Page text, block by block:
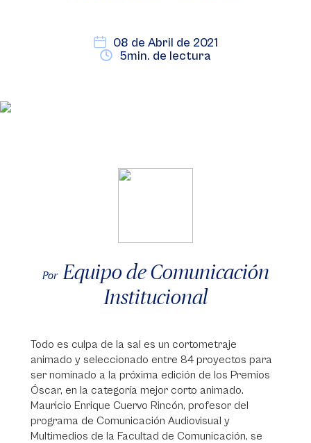
08 de Abril de 2021
5min. de lectura
Por Equipo de Comunicación
Institucional
Todo es culpa de la sal es un cortometraje
animado y seleccionado entre 84 proyectos para
ser nominado a la próxima edición de los Premios
Óscar, en la categoría mejor corto animado.
Mauricio Enrique Cuervo Rincón, profesor del
programa de Comunicación Audiovisual y
Multimedios de la Facultad de Comunicación, se